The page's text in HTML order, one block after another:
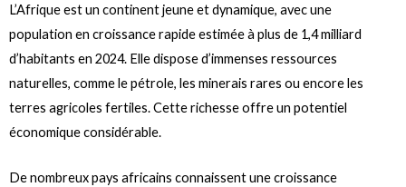
L’Afrique est un continent jeune et dynamique, avec une
population en croissance rapide estimée à plus de 1,4 milliard
d’habitants en 2024. Elle dispose d’immenses ressources
naturelles, comme le pétrole, les minerais rares ou encore les
terres agricoles fertiles. Cette richesse offre un potentiel
économique considérable.
De nombreux pays africains connaissent une croissance